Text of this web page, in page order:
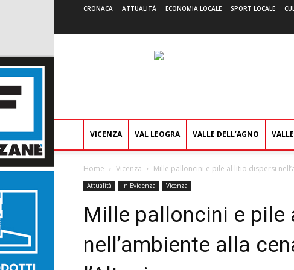
CRONACA ATTUALITÀ ECONOMIA LOCALE SPORT LOCALE
VICENZA VAL LEOGRA VALLE DELL’AGNO
Home Vicenza Mille palloncini e pile al litio dispersi
Attualità In Evidenza Vicenza
Mille palloncini e
nell’ambiente alla